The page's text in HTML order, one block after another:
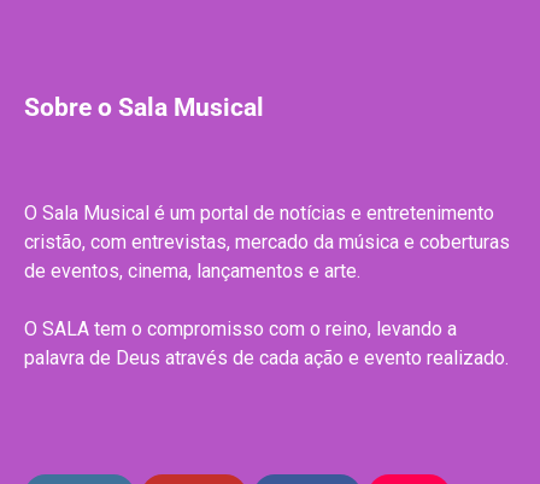
Sobre o Sala Musical
O Sala Musical é um portal de notícias e entretenimento
cristão, com entrevistas, mercado da música e coberturas
de eventos, cinema, lançamentos e arte.
O SALA tem o compromisso com o reino, levando a
palavra de Deus através de cada ação e evento realizado.